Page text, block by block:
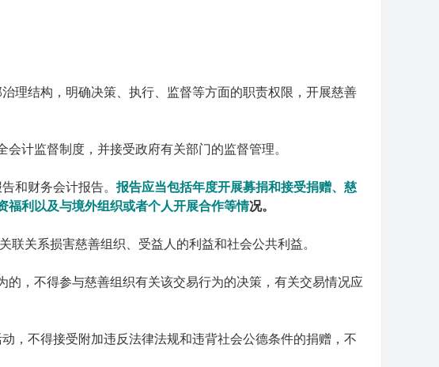
理结构，明确决策、执行、监督等方面的职责权限，开展慈善
计监督制度，并接受政府有关部门的监督管理。
和财务会计报告。 报告应当包括年度开展募捐和接受捐赠、慈
福利以及与境外组织或者个人开展合作等情况。
关系损害慈善组织、受益人的利益和社会公共利益。
，不得参与慈善组织有关该交易行为的决策，有关交易情况应
，不得接受附加违反法律法规和违背社会公德条件的捐赠，不